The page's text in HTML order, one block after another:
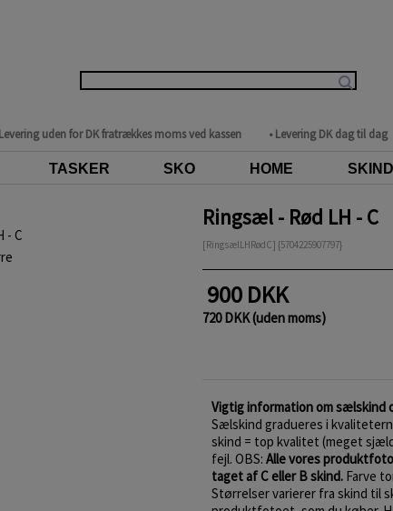
uden for DK fratrækkes moms ved kassen • Levering DK dag til dag
TASKER SKO HOME SKIND
Ringsæl - Rød LH - C
[RingsælLHRødC] {5704225907797}
900 DKK
720 DKK (uden moms)
Vigtig information om sælskind
Sælskind gradueres i
skind = top kvalitet (meget
fejl. OBS: Alle vores
taget af C eller B skind.Farve
Størrelser varierer fra skind til